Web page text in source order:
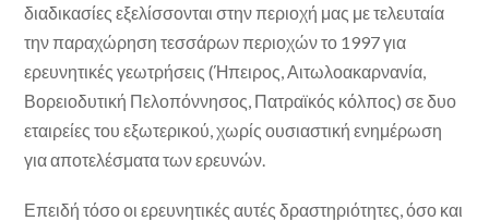
διαδικασίες εξελίσσονται στην περιοχή μας με τελευταία
την παραχώρηση τεσσάρων περιοχών το 1997 για
ερευνητικές γεωτρήσεις (Ήπειρος, Αιτωλοακαρνανία,
Βορειοδυτική Πελοπόννησος, Πατραϊκός κόλπος) σε δυο
εταιρείες του εξωτερικού, χωρίς ουσιαστική ενημέρωση
για αποτελέσματα των ερευνών.
Επειδή τόσο οι ερευνητικές αυτές δραστηριότητες, όσο και